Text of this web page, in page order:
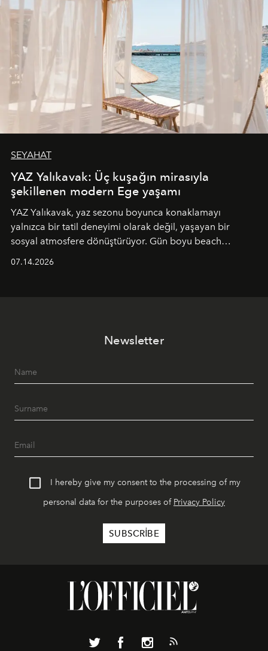
SEYAHAT
YAZ Yalıkavak: Üç kuşağın mirasıyla
şekillenen modern Ege yaşamı
YAZ Yalıkavak, yaz sezonu boyunca konaklamayı
yalnızca bir tatil deneyimi olarak değil, yaşayan bir
sosyal atmosfere dönüştürüyor. Gün boyu beach
geceye taşıyarak her hafta farklı bir deneyim sunuyor.
07.14.2026
Newsletter
I hereby give my consent to the processing of my
personal data for the purposes of Privacy Policy